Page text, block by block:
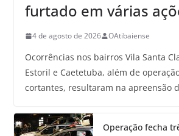
furtado em várias
4 de agosto de 2026 OAtibaiense
Ocorrências nos bairros Vila Santa
Estoril e Caetetuba, além de
cortantes, resultaram na apreensão
Operação fecha